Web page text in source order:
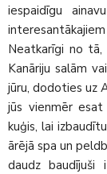
iespaidīgu
Neatkarīgi no
Kanāriju salām
jūru, dodoties uz
jūs vienmēr esat
kuģis, lai
ārējā spa un
daudz baudījuši